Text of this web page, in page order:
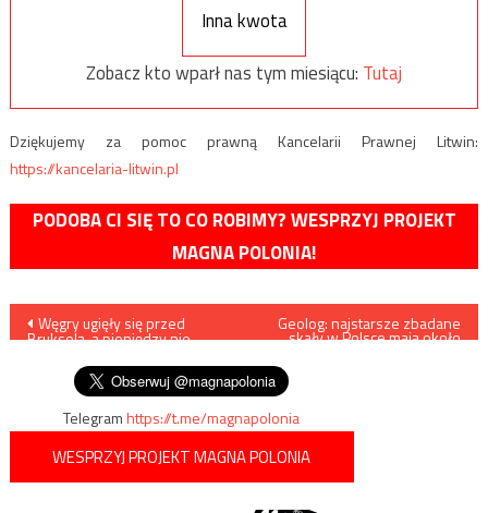
Inna kwota
Zobacz kto wparł nas tym miesiącu: Tutaj
Dziękujemy za pomoc prawną Kancelarii Prawnej Litwin:
https://kancelaria-litwin.pl
PODOBA CI SIĘ TO CO ROBIMY? WESPRZYJ PROJEKT
MAGNA POLONIA!
Nawigacja
wpisu
Węgry ugięły się przed
Brukselą, a pieniędzy nie
Geolog: najstarsze zbadane
skały w Polsce mają około
Telegramhttps://t.me/magnapolonia
WESPRZYJ PROJEKT MAGNA POLONIA